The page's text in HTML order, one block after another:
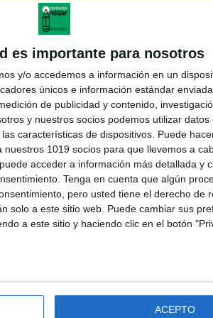
es importante para nosotros
y/o accedemos a información en un
únicos e información estándar
de publicidad y contenido,
y nuestros socios podemos utilizar datos
características de dispositivos. Puede
1019 socios para que llevemos a
acceder a información más detallada y
Tenga en cuenta que algún
pero usted tiene el derecho de
solo a este sitio web. Puede cambiar sus
a este sitio y haciendo clic en el botón
ACEPTO
de dos profesores Ginés y
los contenidos que encontramos
que sus tareas como docentes, y